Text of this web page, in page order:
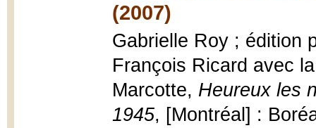
(2007)
Gabrielle Roy ; édition
François Ricard avec
Marcotte, Heureux les
1945, [Montréal] :